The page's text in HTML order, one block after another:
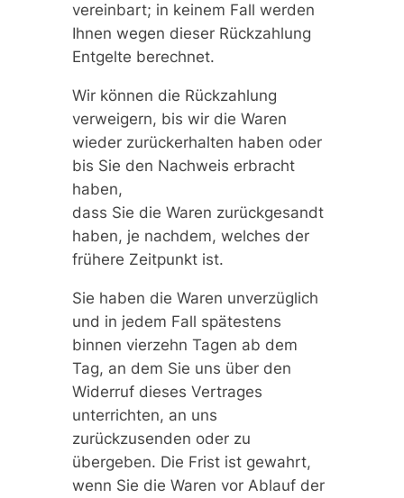
vereinbart; in keinem Fall werden
Ihnen wegen dieser Rückzahlung
Entgelte berechnet.
Wir können die Rückzahlung
verweigern, bis wir die Waren
wieder zurückerhalten haben oder
bis Sie den Nachweis erbracht
haben,
dass Sie die Waren zurückgesandt
haben, je nachdem, welches der
frühere Zeitpunkt ist.
Sie haben die Waren unverzüglich
und in jedem Fall spätestens
binnen vierzehn Tagen ab dem
Tag, an dem Sie uns über den
Widerruf dieses Vertrages
unterrichten, an uns
zurückzusenden oder zu
übergeben. Die Frist ist gewahrt,
wenn Sie die Waren vor Ablauf der